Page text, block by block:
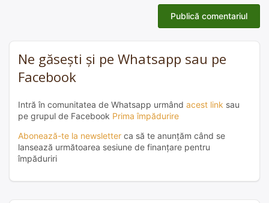
Ne găsești și pe Whatsapp sau pe
Facebook
Intră în comunitatea de Whatsapp urmând acest link sau
pe grupul de Facebook Prima împădurire
Abonează-te la newsletter ca să te anunțăm când se
lansează următoarea sesiune de finanțare pentru
împăduriri